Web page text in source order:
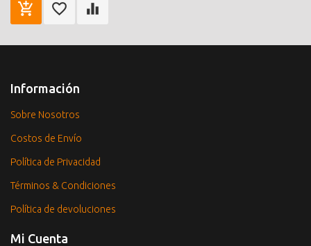
Información
Sobre Nosotros
Costos de Envío
Política de Privacidad
Términos & Condiciones
Política de devoluciones
Mi Cuenta